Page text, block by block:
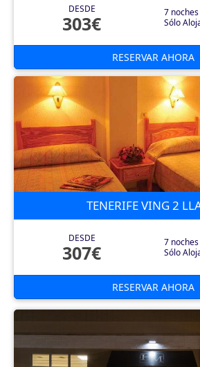
DESDE
303€
7 noches
Sólo
RESERVAR AHORA
TENERIFE VING 2
DESDE
307€
7 noches
Sólo
RESERVAR AHORA